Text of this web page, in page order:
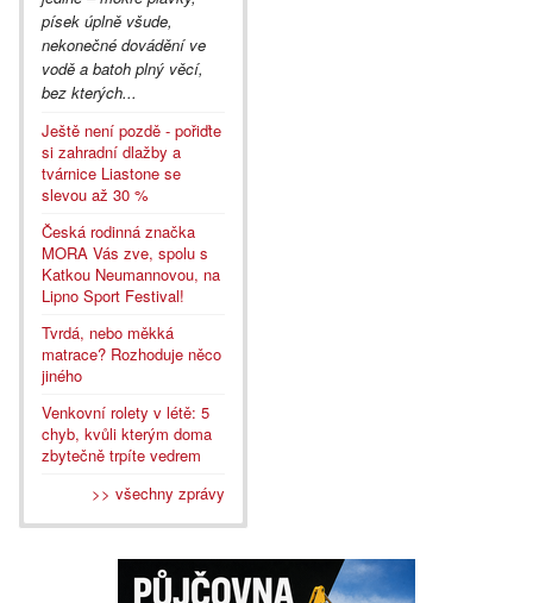
písek úplně všude,
nekonečné dovádění ve
vodě a batoh plný věcí,
bez kterých...
Ještě není pozdě - pořiďte
si zahradní dlažby a
tvárnice Liastone se
slevou až 30 %
Česká rodinná značka
MORA Vás zve, spolu s
Katkou Neumannovou, na
Lipno Sport Festival!
Tvrdá, nebo měkká
matrace? Rozhoduje něco
jiného
Venkovní rolety v létě: 5
chyb, kvůli kterým doma
zbytečně trpíte vedrem
>> všechny zprávy